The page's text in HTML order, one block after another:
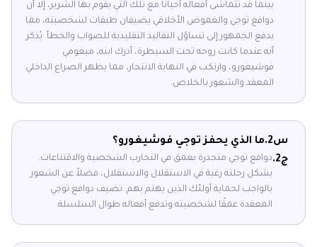
بينما قد تتماشى أفعاله أحيانًا مع تلك التي يقوم بها الشرير، إلا أن
دوافع توجي والغموض الأخلاقي يضيفان طبقات لشخصيته، مما
يدفع الجمهور إلى تساؤل التقاليد التقليدية للصواب والخطأ. يُذكر
أنه عندما كانت روحه تحت السيطرة، أدرك ابنه، ميغومي
فوشيغورو، وارتكب في النهاية الانتحار، مما يظهر الصراع الداخلي
المعقد والشعور بالخلاص.
س2.
ما الذي يحفز توجي فوشيغورو؟
ج2.
دوافع توجي متجذرة بعمق في التجارب الشخصية والاقتناعات.
يشكل رحلته رغبة في الاستقلال والاستقلال، فضلاً عن الشعور
بالواجب لحماية أولئك الذين يهتم بهم. تضيف دوافع توجي
المعقدة عمقًا لشخصيته وتدفع أفعاله طوال السلسلة.